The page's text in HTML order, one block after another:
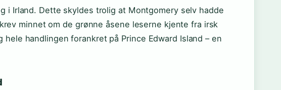
i Irland. Dette skyldes trolig at Montgomery selv hadde
minnet om de grønne åsene leserne kjente fra irsk
handlingen forankret på Prince Edward Island – en